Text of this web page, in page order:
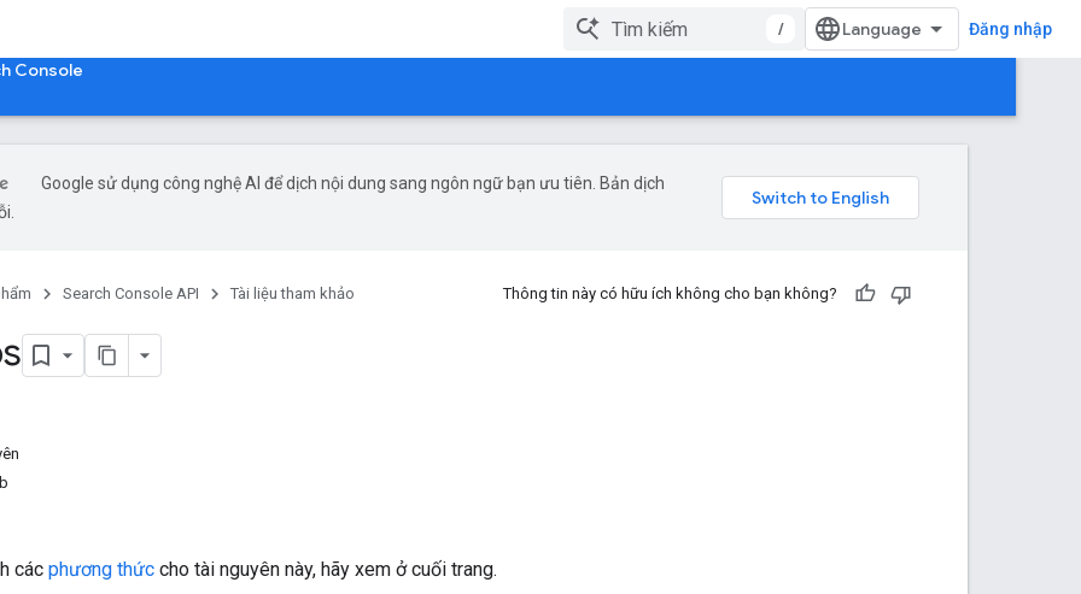
/ Đăng nhập
Console
Google sử dụng công nghệ AI để dịch nội dung sang ngôn ngữ bạn ưu tiên. Bản dịch
Search Console API Tài liệu tham khảo Thông tin này có hữu ích không cho bạn không?
các phương thức cho tài nguyên này, hãy xem ở cuối trang.